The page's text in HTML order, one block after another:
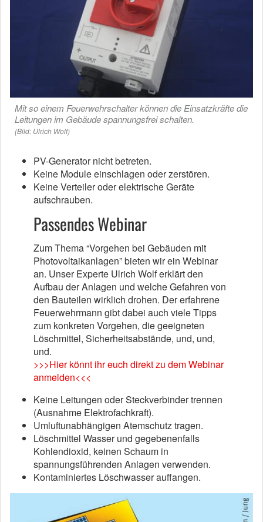
Mit so einem Feuerwehrschalter können die Einsatzkräfte die
Leitungen im Gebäude spannungsfrei schalten.
(Bild: Ulrich Wolf)
PV-Generator nicht betreten.
Keine Module einschlagen oder zerstören.
Keine Verteiler oder elektrische Geräte
aufschrauben.
Passendes Webinar
Zum Thema “Vorgehen bei Gebäuden mit
Photovoltaikanlagen” bieten wir ein Webinar
an. Unser Experte Ulrich Wolf erklärt den
Aufbau der Anlagen und welche Gefahren von
den Bauteilen wirklich drohen. Der erfahrene
Feuerwehrmann gibt dabei auch viele Tipps
zum konkreten Vorgehen, die geeigneten
Löschmittel, Sicherheitsabstände, und, und,
und.
>>>Hier könnt ihr euch direkt zu dem Webinar
anmelden<<<
Keine Leitungen oder Steckverbinder trennen
(Ausnahme Elektrofachkraft).
Umluftunabhängigen Atemschutz tragen.
Löschmittel Wasser und gegebenenfalls
Kohlendioxid, keinen Schaum in
spannungsführenden Anlagen verwenden.
Kontaminiertes Löschwasser auffangen.